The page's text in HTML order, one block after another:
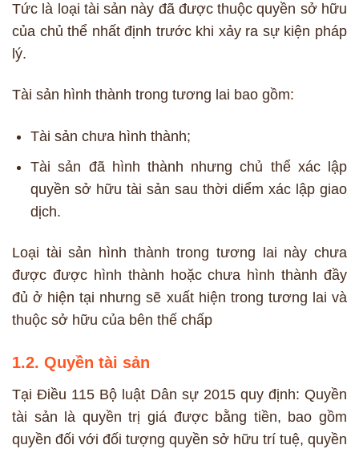
Tức là loại tài sản này đã được thuộc quyền sở hữu
của chủ thể nhất định trước khi xảy ra sự kiện pháp
lý.
Tài sản hình thành trong tương lai bao gồm:
Tài sản chưa hình thành;
Tài sản đã hình thành nhưng chủ thể xác lập
quyền sở hữu tài sản sau thời diểm xác lập giao
dịch.
Loại tài sản hình thành trong tương lai này chưa
được được hình thành hoặc chưa hình thành đầy
đủ ở hiện tại nhưng sẽ xuất hiện trong tương lai và
thuộc sở hữu của bên thế chấp
1.2. Quyền tài sản
Tại Điều 115 Bộ luật Dân sự 2015 quy định: Quyền
tài sản là quyền trị giá được bằng tiền, bao gồm
quyền đối với đối tượng quyền sở hữu trí tuệ, quyền